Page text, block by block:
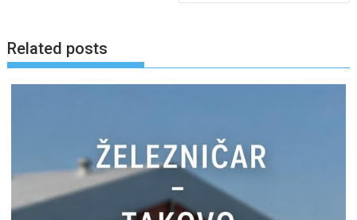
Related posts